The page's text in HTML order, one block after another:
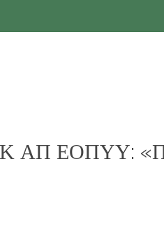
ΑΠ ΕΟΠΥΥ: